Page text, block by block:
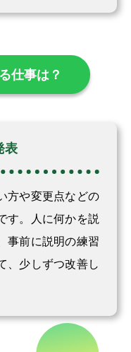
仕事は？
表
方や変更点などの
す。人に何かを説
事前に説明の練習
、少しずつ改善し